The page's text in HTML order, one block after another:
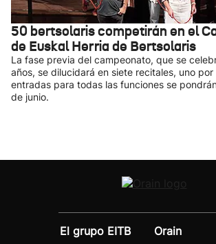
50 bertsolaris competirán en el
de Euskal Herria de Bertsolaris
La fase previa del campeonato, que se
años, se dilucidará en siete recitales, uno
entradas para todas las funciones se
de junio.
El grupo EITB
Orain